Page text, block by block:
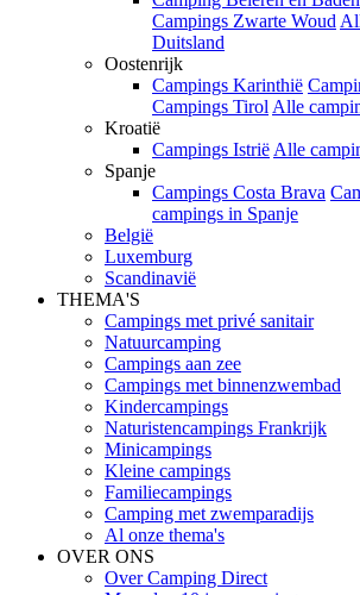
Campings Zwarte Woud
Duitsland
Oostenrijk
Campings Karinthië
Campings Tirol Alle
Kroatië
Campings Istrië Alle
Spanje
Campings Costa Brava
campings in Spanje
België
Luxemburg
Scandinavië
THEMA'S
Campings met privé sanitair
Natuurcamping
Campings aan zee
Campings met binnenzwembad
Kindercampings
Naturistencampings Frankrijk
Minicampings
Kleine campings
Familiecampings
Camping met zwemparadijs
Al onze thema's
OVER ONS
Over Camping Direct